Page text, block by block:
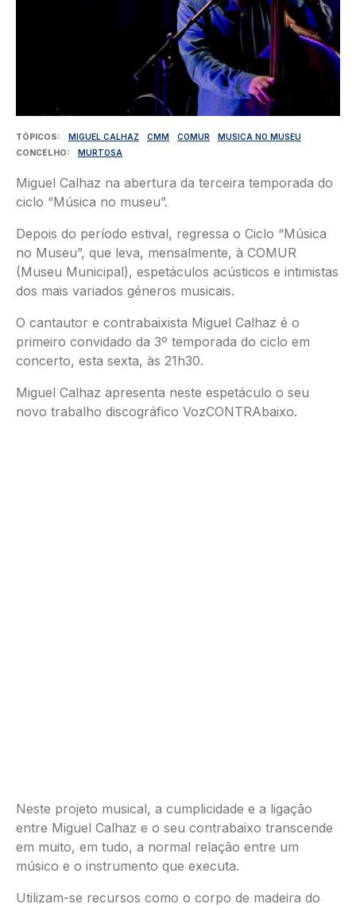
TÓPICOS MIGUEL CALHAZ CMM COMUR
MUSICA NO MUSEU
CONCELHO
MURTOSA
Miguel Calhaz na abertura da terceira temporada do
ciclo “Música no museu”.
Depois do período estival, regressa o Ciclo “Música
no Museu”, que leva, mensalmente, à COMUR
(Museu Municipal), espetáculos acústicos e intimistas
dos mais variados géneros musicais.
O cantautor e contrabaixista Miguel Calhaz é o
primeiro convidado da 3º temporada do ciclo em
concerto, esta sexta, às 21h30.
Miguel Calhaz apresenta neste espetáculo o seu
novo trabalho discográfico VozCONTRAbaixo.
Neste projeto musical, a cumplicidade e a ligação
entre Miguel Calhaz e o seu contrabaixo transcende
em muito, em tudo, a normal relação entre um
músico e o instrumento que executa.
Utilizam-se recursos como o corpo de madeira do